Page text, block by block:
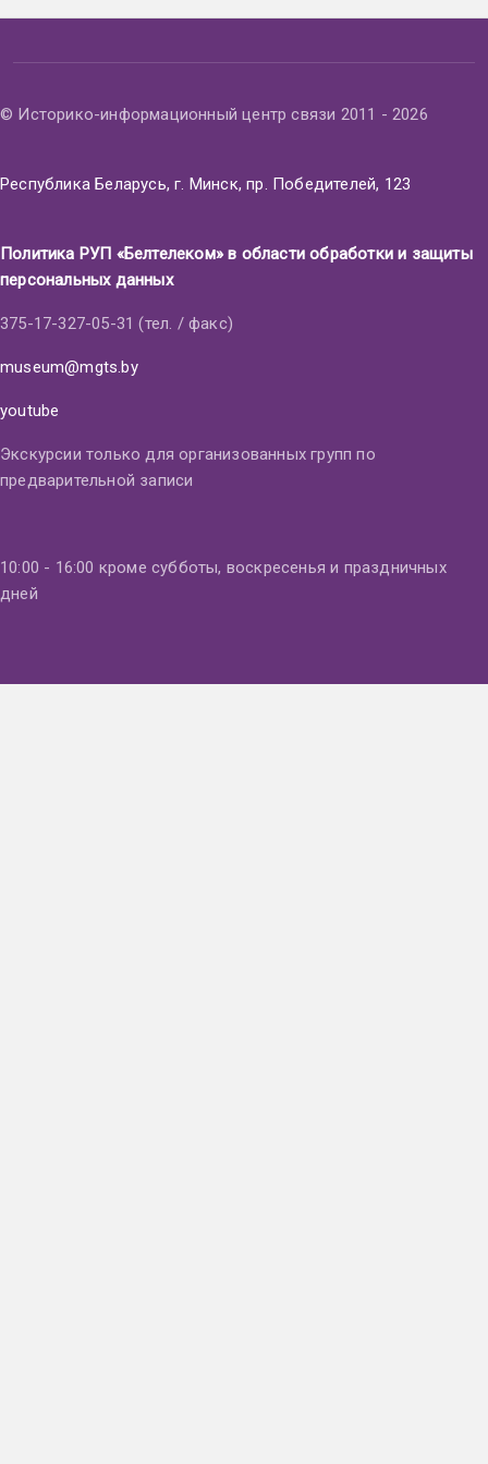
© Историко-информационный центр связи 2011 - 2026
Республика Беларусь, г. Минск, пр. Победителей, 123
Политика РУП «Белтелеком» в области обработки и защиты
персональных данных
375-17-327-05-31 (тел. / факс)
museum@mgts.by
youtube
Экскурсии только для организованных групп по
предварительной записи
10:00 - 16:00 кроме субботы, воскресенья и праздничных
дней